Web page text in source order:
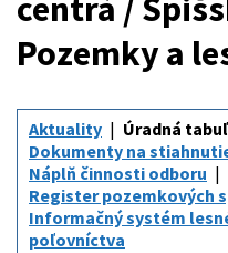
centrá /
Pozemky a
Aktuality
Úradná
Dokumenty na
Náplň činnosti odboru
Register pozemkových
Informačný systém
poľovníctva